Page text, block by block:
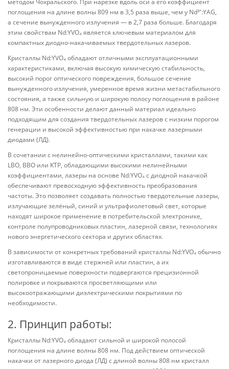
методом Чохральского. При нарезке вдоль оси a его коэффициент
поглощения на длине волны 809 нм в 3,5 раза выше, чем у Nd³⁺:YAG,
а сечение вынужденного излучения — в 2,7 раза больше. Благодаря
этим свойствам Nd:YVO₄ является ключевым материалом для
компактных диодно-накачиваемых твердотельных лазеров.
Кристаллы Nd:YVO₄ обладают отличными эксплуатационными
характеристиками, включая высокую химическую стабильность,
высокий порог оптического повреждения, большое сечение
вынужденного излучения, умеренное время жизни метастабильного
состояния, а также сильную и широкую полосу поглощения в районе
808 нм. Эти особенности делают данный материал идеально
подходящим для создания твердотельных лазеров с низким порогом
генерации и высокой эффективностью при накачке лазерными
диодами (ЛД).
В сочетании с нелинейно-оптическими кристаллами, такими как
LBO, BBO или KTP, обладающими высокими нелинейными
коэффициентами, лазеры на основе Nd:YVO₄ с диодной накачкой
обеспечивают превосходную эффективность преобразования
частоты. Это позволяет создавать полностью твердотельные лазеры,
излучающие зелёный, синий и ультрафиолетовый свет, которые
находят широкое применение в потребительской электронике,
контроле полупроводниковых пластин, лазерной связи, технологиях
нового энергетического сектора и других областях.
В зависимости от конкретных требований кристаллы Nd:YVO₄ обычно
изготавливаются в виде стержней или пластин, а их
светопроницаемые поверхности подвергаются прецизионной
полировке и покрываются просветляющими или
высокоотражающими диэлектрическими покрытиями по
необходимости.
2. Принцип работы:
Кристаллы Nd:YVO₄ обладают сильной и широкой полосой
поглощения на длине волны 808 нм. Под действием оптической
накачки от лазерного диода (ЛД) с длиной волны 808 нм кристалл